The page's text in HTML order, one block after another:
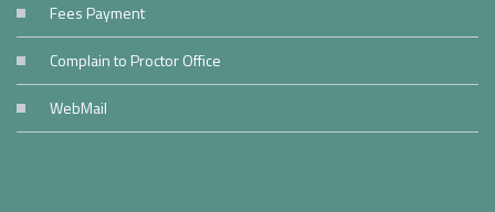
Fees Payment
Complain to Proctor Office
WebMail